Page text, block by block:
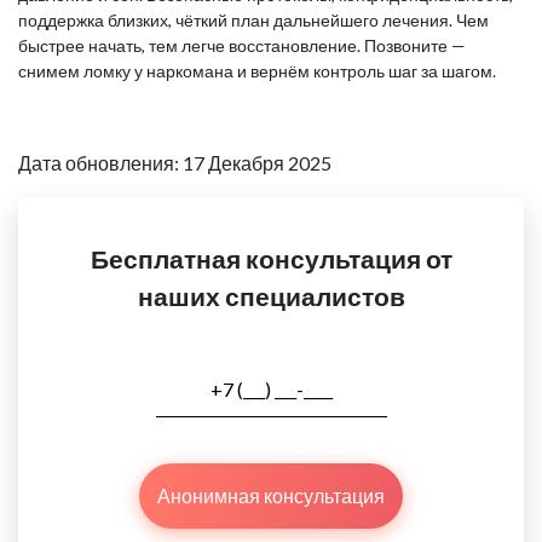
поддержка близких, чёткий план дальнейшего лечения. Чем
быстрее начать, тем легче восстановление. Позвоните —
снимем ломку у наркомана и вернём контроль шаг за шагом.
Дата обновления: 17 Декабря 2025
Бесплатная консультация от
наших специалистов
Анонимная консультация